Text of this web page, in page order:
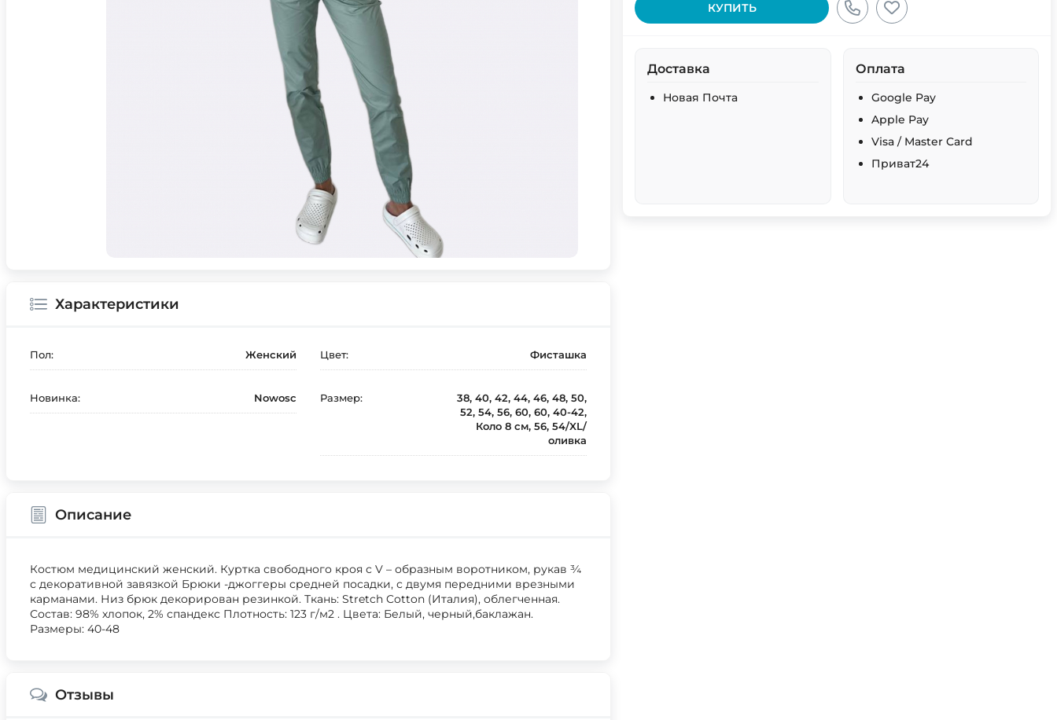
КУПИТЬ
Доставка
Новая Почта
Оплата
Google Pay
Apple Pay
Visa / Master Card
Приват24
Характеристики
Пол: Женский Цвет: Фисташка
Новинка: Nowosc Размер:
38, 40, 42, 44, 46, 48, 50,
52, 54, 56, 60, 60, 40-42,
Коло 8 см, 56, 54/XL/
оливка
Описание
Костюм медицинский женский. Куртка свободного кроя с V – образным воротником, рукав ¾
с декоративной завязкой Брюки -джоггеры средней посадки, с двумя передними врезными
карманами. Низ брюк декорирован резинкой. Ткань: Stretch Cotton (Италия), облегченная.
Состав: 98% хлопок, 2% спандекс Плотность: 123 г/м2 . Цвета: Белый, черный,баклажан.
Размеры: 40-48
Отзывы